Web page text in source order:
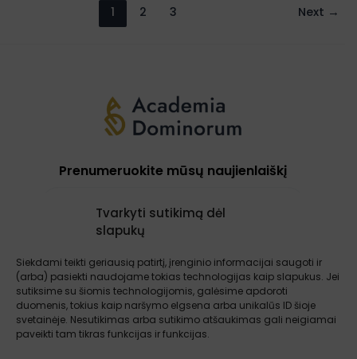
Tvarkyti sutikimą dėl
slapukų
Siekdami teikti geriausią patirtį, įrenginio informacijai saugoti ir
(arba) pasiekti naudojame tokias technologijas kaip slapukus. Jei
sutiksime su šiomis technologijomis, galėsime apdoroti
duomenis, tokius kaip naršymo elgsena arba unikalūs ID šioje
svetainėje. Nesutikimas arba sutikimo atšaukimas gali neigiamai
paveikti tam tikras funkcijas ir funkcijas.
1 2 3 Next →
Prenumeruokite mūsų naujienlaiškį
Apie mus Paslaugos
Atsiliepimai
Įžvalgos
Kontaktai Sąlygos ir taisyklės